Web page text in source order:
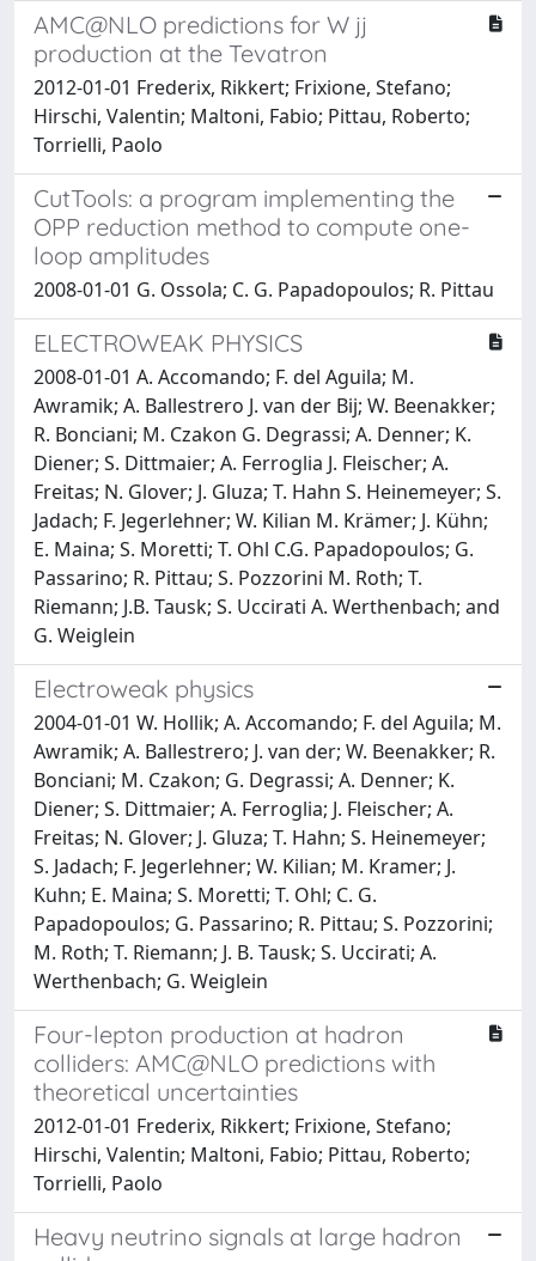
AMC@NLO predictions for W jj
production at the Tevatron
2012-01-01 Frederix, Rikkert; Frixione, Stefano;
Hirschi, Valentin; Maltoni, Fabio; Pittau, Roberto;
Torrielli, Paolo
CutTools: a program implementing the
OPP reduction method to compute one-
loop amplitudes
2008-01-01 G. Ossola; C. G. Papadopoulos; R. Pittau
ELECTROWEAK PHYSICS
2008-01-01 A. Accomando; F. del Aguila; M.
Awramik; A. Ballestrero J. van der Bij; W. Beenakker;
R. Bonciani; M. Czakon G. Degrassi; A. Denner; K.
Diener; S. Dittmaier; A. Ferroglia J. Fleischer; A.
Freitas; N. Glover; J. Gluza; T. Hahn S. Heinemeyer; S.
Jadach; F. Jegerlehner; W. Kilian M. Krämer; J. Kühn;
E. Maina; S. Moretti; T. Ohl C.G. Papadopoulos; G.
Passarino; R. Pittau; S. Pozzorini M. Roth; T.
Riemann; J.B. Tausk; S. Uccirati A. Werthenbach; and
G. Weiglein
Electroweak physics
2004-01-01 W. Hollik; A. Accomando; F. del Aguila; M.
Awramik; A. Ballestrero; J. van der; W. Beenakker; R.
Bonciani; M. Czakon; G. Degrassi; A. Denner; K.
Diener; S. Dittmaier; A. Ferroglia; J. Fleischer; A.
Freitas; N. Glover; J. Gluza; T. Hahn; S. Heinemeyer;
S. Jadach; F. Jegerlehner; W. Kilian; M. Kramer; J.
Kuhn; E. Maina; S. Moretti; T. Ohl; C. G.
Papadopoulos; G. Passarino; R. Pittau; S. Pozzorini;
M. Roth; T. Riemann; J. B. Tausk; S. Uccirati; A.
Werthenbach; G. Weiglein
Four-lepton production at hadron
colliders: AMC@NLO predictions with
theoretical uncertainties
2012-01-01 Frederix, Rikkert; Frixione, Stefano;
Hirschi, Valentin; Maltoni, Fabio; Pittau, Roberto;
Torrielli, Paolo
Heavy neutrino signals at large hadron